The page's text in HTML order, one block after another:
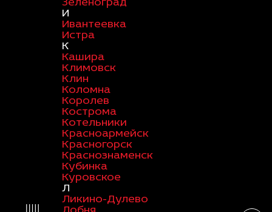
Зеленоград
И
Ивантеевка
Истра
К
Кашира
Климовск
Клин
Коломна
Королев
Кострома
Котельники
Красноармейск
Красногорск
Краснознаменск
Кубинка
Куровское
Л
Ликино-Дулево